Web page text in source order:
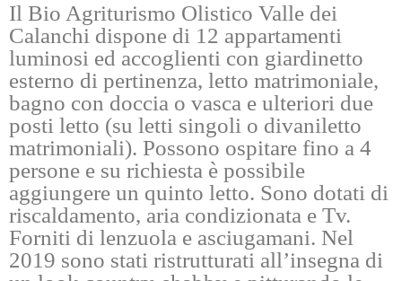
Il Bio Agriturismo Olistico Valle dei
Calanchi dispone di 12 appartamenti
luminosi ed accoglienti con giardinetto
esterno di pertinenza, letto matrimoniale,
bagno con doccia o vasca e ulteriori due
posti letto (su letti singoli o divaniletto
matrimoniali). Possono ospitare fino a 4
persone e su richiesta è possibile
aggiungere un quinto letto. Sono dotati di
riscaldamento, aria condizionata e Tv.
Forniti di lenzuola e asciugamani. Nel
2019 sono stati ristrutturati all’insegna di